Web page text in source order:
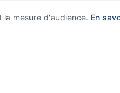
mesure d'audience. En